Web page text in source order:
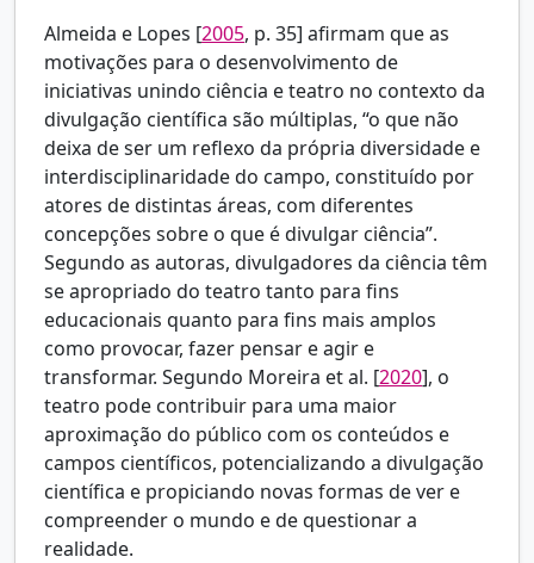
Almeida e Lopes [2005, p. 35] afirmam que as
motivações para o desenvolvimento de
iniciativas unindo ciência e teatro no contexto da
divulgação científica são múltiplas, “o que não
deixa de ser um reflexo da própria diversidade e
interdisciplinaridade do campo, constituído por
atores de distintas áreas, com diferentes
concepções sobre o que é divulgar ciência”.
Segundo as autoras, divulgadores da ciência têm
se apropriado do teatro tanto para fins
educacionais quanto para fins mais amplos
como provocar, fazer pensar e agir e
transformar. Segundo Moreira et al. [2020], o
teatro pode contribuir para uma maior
aproximação do público com os conteúdos e
campos científicos, potencializando a divulgação
científica e propiciando novas formas de ver e
compreender o mundo e de questionar a
realidade.